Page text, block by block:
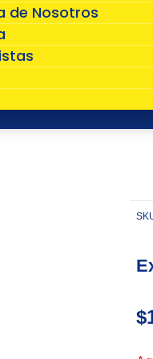
de Nosotros
$